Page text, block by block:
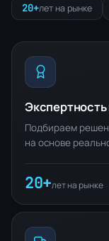
20+лет на рынке
Экспертность
Подбираем
на основе
20+лет на рынке